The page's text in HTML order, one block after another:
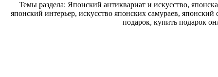
Темы раздела: Японский антиквариат и искусство,
японский интерьер, искусство японских самураев,
подарок, купить подарок